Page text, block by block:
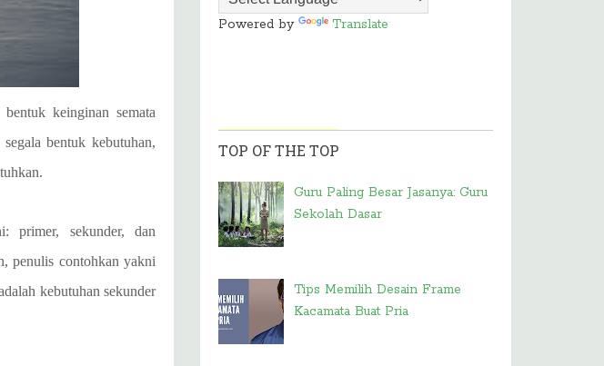
keinginan semata
bentuk kebutuhan,
primer, sekunder, dan
penulis contohkan yakni
kebutuhan sekunder
Powered by Translate
TOP OF THE TOP
Guru Paling Besar Jasanya: Guru
Sekolah Dasar
Tips Memilih Desain Frame
Kacamata Buat Pria